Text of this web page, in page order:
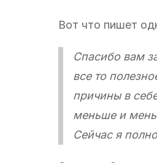
Вот что пишет
Спасибо вам
все то
причины в
меньше и
Сейчас я